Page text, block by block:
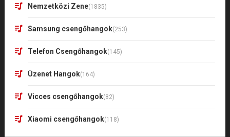
Nemzetközi Zene(1835)
Samsung csengőhangok(253)
Telefon Csengőhangok(145)
Üzenet Hangok(164)
Vicces csengőhangok(82)
Xiaomi csengőhangok(118)